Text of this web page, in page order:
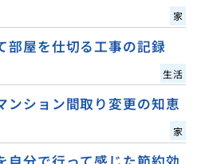
家
部屋を仕切る工事の記録
生活
ンション間取り変更の知恵
家